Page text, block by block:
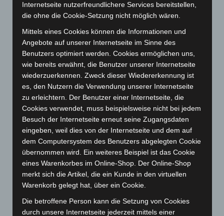
Mai 2025(112)
März 2025(111)
Februar 2025(96)
Januar 2025 (88)
Dezember 2024
(89)
November 2024 (94)
Oktober 2024(93)
September 2024 (112)
August 2024(107)
Juli 2024(89)
Juni 2024(107)
Mai 2024(149)
April 2024(102)
Internetseite nutzerfreundlichere Services bereitstellen,
die ohne die Cookie-Setzung nicht möglich wären.
Mittels eines Cookies können die Informationen und
Angebote auf unserer Internetseite im Sinne des
Benutzers optimiert werden. Cookies ermöglichen uns,
wie bereits erwähnt, die Benutzer unserer Internetseite
wiederzuerkennen. Zweck dieser Wiedererkennung ist
es, den Nutzern die Verwendung unserer Internetseite
zu erleichtern. Der Benutzer einer Internetseite, die
Cookies verwendet, muss beispielsweise nicht bei jedem
Besuch der Internetseite erneut seine Zugangsdaten
eingeben, weil dies von der Internetseite und dem auf
dem Computersystem des Benutzers abgelegten Cookie
übernommen wird. Ein weiteres Beispiel ist das Cookie
eines Warenkorbes im Online-Shop. Der Online-Shop
merkt sich die Artikel, die ein Kunde in den virtuellen
Warenkorb gelegt hat, über ein Cookie.
Die betroffene Person kann die Setzung von Cookies
durch unsere Internetseite jederzeit mittels einer